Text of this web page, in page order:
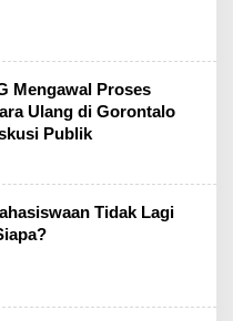
Mengawal Proses
Ulang di Gorontalo
Publik
Tidak Lagi